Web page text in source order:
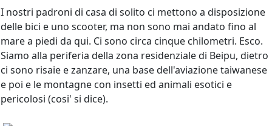
I nostri padroni di casa di solito ci mettono a disposizione
delle bici e uno scooter, ma non sono mai andato fino al
mare a piedi da qui. Ci sono circa cinque chilometri. Esco.
Siamo alla periferia della zona residenziale di Beipu, dietro
ci sono risaie e zanzare, una base dell'aviazione taiwanese
e poi e le montagne con insetti ed animali esotici e
pericolosi (cosi' si dice).